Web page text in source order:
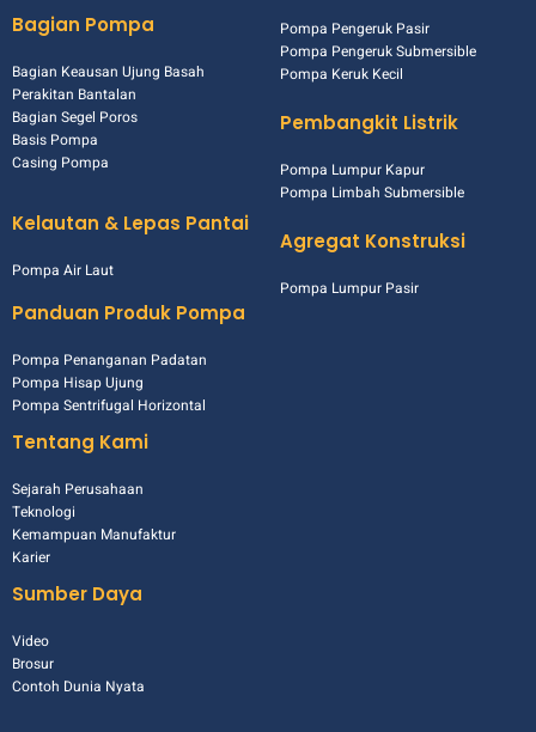
Bagian Pompa
Bagian Keausan Ujung Basah
Perakitan Bantalan
Bagian Segel Poros
Basis Pompa
Casing Pompa
Kelautan & Lepas Pantai
Pompa Air Laut
Pompa Pengeruk Pasir
Pompa Pengeruk Submersible
Pompa Keruk Kecil
Pembangkit Listrik
Pompa Lumpur Kapur
Pompa Limbah Submersible
Agregat Konstruksi
Pompa Lumpur Pasir
Panduan Produk Pompa
Pompa Penanganan Padatan
Pompa Hisap Ujung
Pompa Sentrifugal Horizontal
Tentang Kami
Sejarah Perusahaan
Teknologi
Kemampuan Manufaktur
Karier
Sumber Daya
Video
Brosur
Contoh Dunia Nyata